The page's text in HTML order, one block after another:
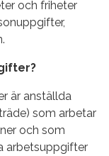
och friheter
är anställda
som arbetar
och som
arbetsuppgifter